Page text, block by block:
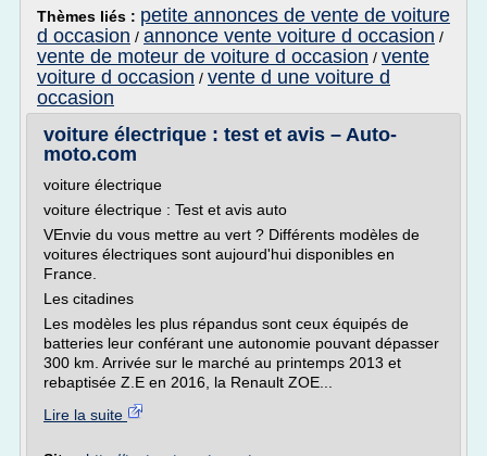
Thèmes liés : petite annonces de vente de voiture
d occasion / annonce vente voiture d occasion /
vente de moteur de voiture d occasion / vente
voiture d occasion / vente d une voiture d
occasion
voiture électrique : test et avis – Auto-
moto.com
voiture électrique
voiture électrique : Test et avis auto
VEnvie du vous mettre au vert ? Différents modèles de
voitures électriques sont aujourd'hui disponibles en
France.
Les citadines
Les modèles les plus répandus sont ceux équipés de
batteries leur conférant une autonomie pouvant dépasser
300 km. Arrivée sur le marché au printemps 2013 et
rebaptisée Z.E en 2016, la Renault ZOE...
Lire la suite